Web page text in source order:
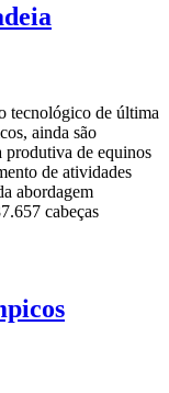
tecnológico de última
ainda são
produtiva de equinos
de atividades
abordagem
cabeças